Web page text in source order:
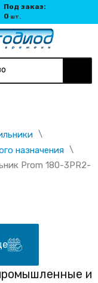
Под заказ:
0 шт.
\
назначения \
Prom 180-3PR2-
и